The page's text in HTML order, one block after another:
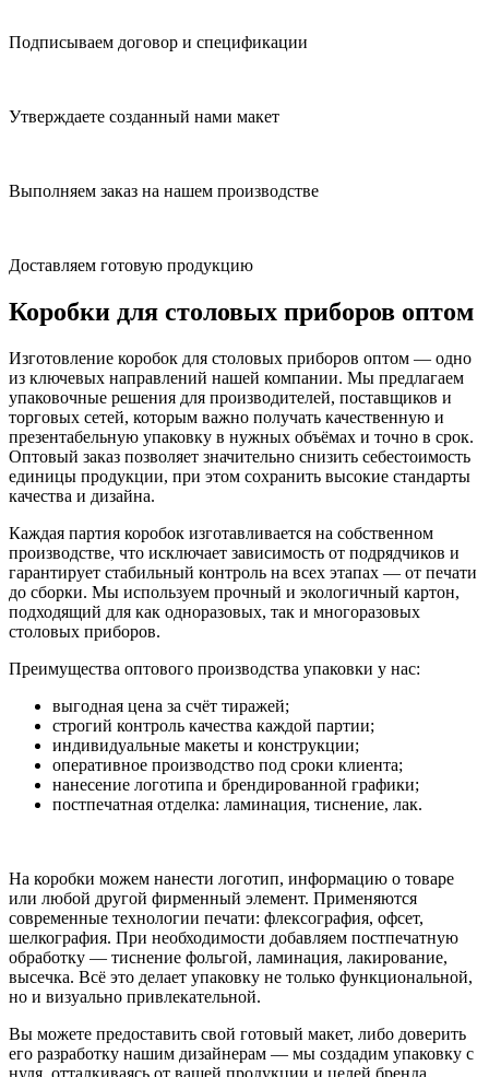
Подписываем договор и спецификации
Утверждаете созданный нами макет
Выполняем заказ на нашем производстве
Доставляем готовую продукцию
Коробки для столовых приборов оптом
Изготовление коробок для столовых приборов оптом — одно
из ключевых направлений нашей компании. Мы предлагаем
упаковочные решения для производителей, поставщиков и
торговых сетей, которым важно получать качественную и
презентабельную упаковку в нужных объёмах и точно в срок.
Оптовый заказ позволяет значительно снизить себестоимость
единицы продукции, при этом сохранить высокие стандарты
качества и дизайна.
Каждая партия коробок изготавливается на собственном
производстве, что исключает зависимость от подрядчиков и
гарантирует стабильный контроль на всех этапах — от печати
до сборки. Мы используем прочный и экологичный картон,
подходящий для как одноразовых, так и многоразовых
столовых приборов.
Преимущества оптового производства упаковки у нас:
выгодная цена за счёт тиражей;
строгий контроль качества каждой партии;
индивидуальные макеты и конструкции;
оперативное производство под сроки клиента;
нанесение логотипа и брендированной графики;
постпечатная отделка: ламинация, тиснение, лак.
На коробки можем нанести логотип, информацию о товаре
или любой другой фирменный элемент. Применяются
современные технологии печати: флексография, офсет,
шелкография. При необходимости добавляем постпечатную
обработку — тиснение фольгой, ламинация, лакирование,
высечка. Всё это делает упаковку не только функциональной,
но и визуально привлекательной.
Вы можете предоставить свой готовый макет, либо доверить
его разработку нашим дизайнерам — мы создадим упаковку с